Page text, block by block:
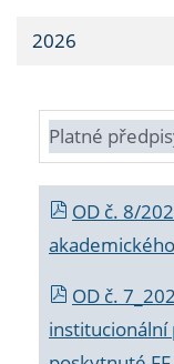
2026
Platné
OD č. 8/
OD č.
institucionální